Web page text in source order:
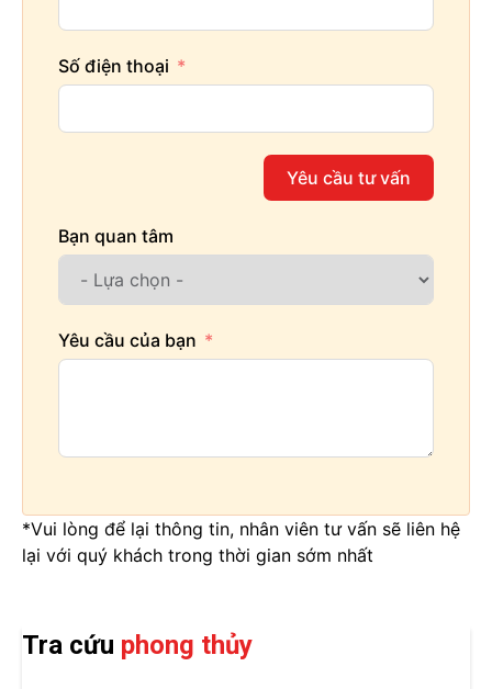
Số điện thoại
Yêu cầu tư vấn
Bạn quan tâm
Yêu cầu của bạn
*Vui lòng để lại thông tin, nhân viên tư vấn sẽ liên hệ
lại với quý khách trong thời gian sớm nhất
Tra cứu phong thủy